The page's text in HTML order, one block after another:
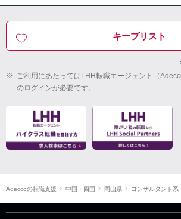
キープリスト
※ ご利用にあたってはLHH転職エージェント（
のログインが必要です。
Adeccoの転職支援 中国・四国 岡山県 コンサルタント系